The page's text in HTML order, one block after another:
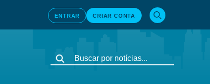
ENTRAR CRIAR CONTA